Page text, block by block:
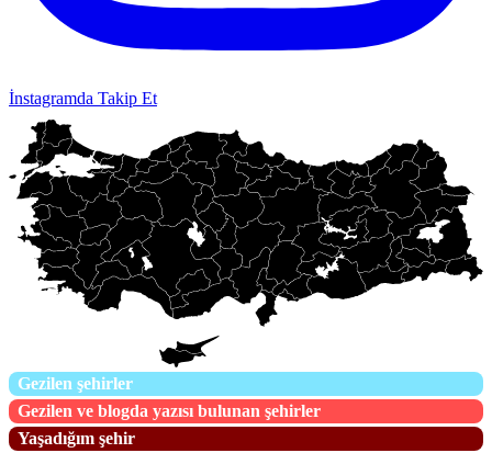
İnstagramda Takip Et
Gezilen şehirler
Gezilen ve blogda yazısı bulunan şehirler
Yaşadığım şehir